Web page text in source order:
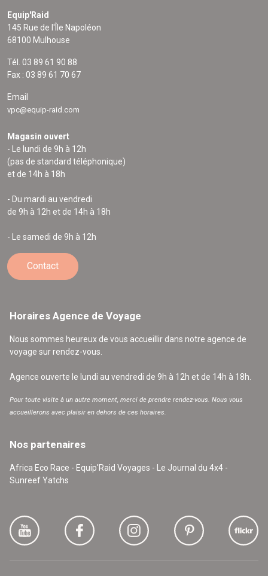
Equip'Raid
145 Rue de l'Île Napoléon
68100 Mulhouse
Tél. 03 89 61 90 88
Fax : 03 89 61 70 67
Email
vpc@equip-raid.com
Magasin ouvert
- Le lundi de 9h à 12h
(pas de standard téléphonique)
et de 14h à 18h
- Du mardi au vendredi
de 9h à 12h et de 14h à 18h
- Le samedi de 9h à 12h
Contact
Horaires Agence de Voyage
Nous sommes heureux de vous accueillir dans notre agence de
voyage sur rendez-vous.
Agence ouverte le lundi au vendredi de 9h à 12h et de 14h à 18h.
Pour toute visite à un autre moment, merci de prendre rendez-vous. Nous vous
accueillerons avec plaisir en dehors de ces horaires.
Nos partenaires
Africa Eco Race - Equip'Raid Voyages - Le Journal du 4x4 -
Sunreef Yatchs